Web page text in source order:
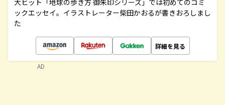
大ヒット「地球の歩き方 御朱印シリーズ」では初めてのコミ
ックエッセイ。イラストレーター柴田かおるが書きおろしまし
た
詳細を見る
AD